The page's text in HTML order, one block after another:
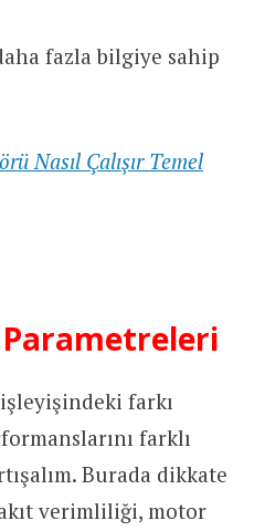
fazla bilgiye sahip
Nasıl Çalışır Temel
Parametreleri
farkı
farklı
Burada dikkate
verimliliği, motor